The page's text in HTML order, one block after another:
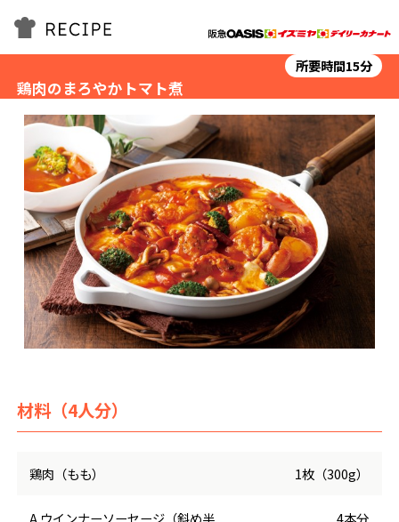
鶏肉のまろやかトマト煮
所要時間15分
材料（4人分）
鶏肉（もも） 1枚（300g）
A ウインナーソーセージ（斜め半
4本分